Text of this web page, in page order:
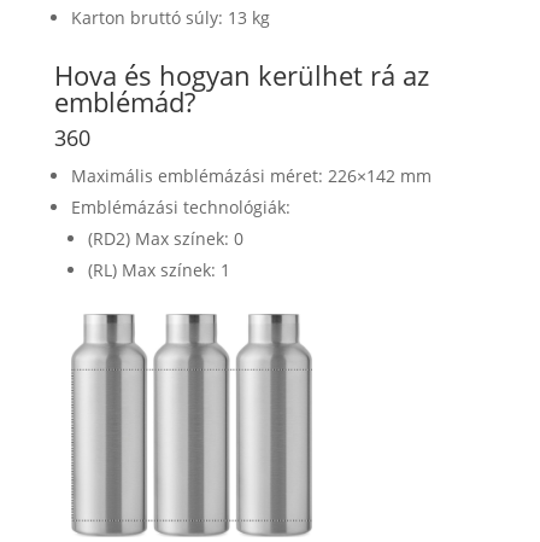
Karton bruttó súly: 13 kg
Hova és hogyan kerülhet rá az
emblémád?
360
Maximális emblémázási méret: 226×142 mm
Emblémázási technológiák:
(RD2) Max színek: 0
(RL) Max színek: 1